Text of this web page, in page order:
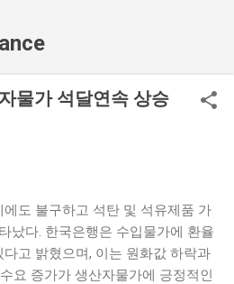
물가 석달연속 상승
도 불구하고 석탄 및 석유제품 가
났다. 한국은행은 수입물가에 환율
고 밝혔으며, 이는 원화값 하락과
요 증가가 생산자물가에 긍정적인